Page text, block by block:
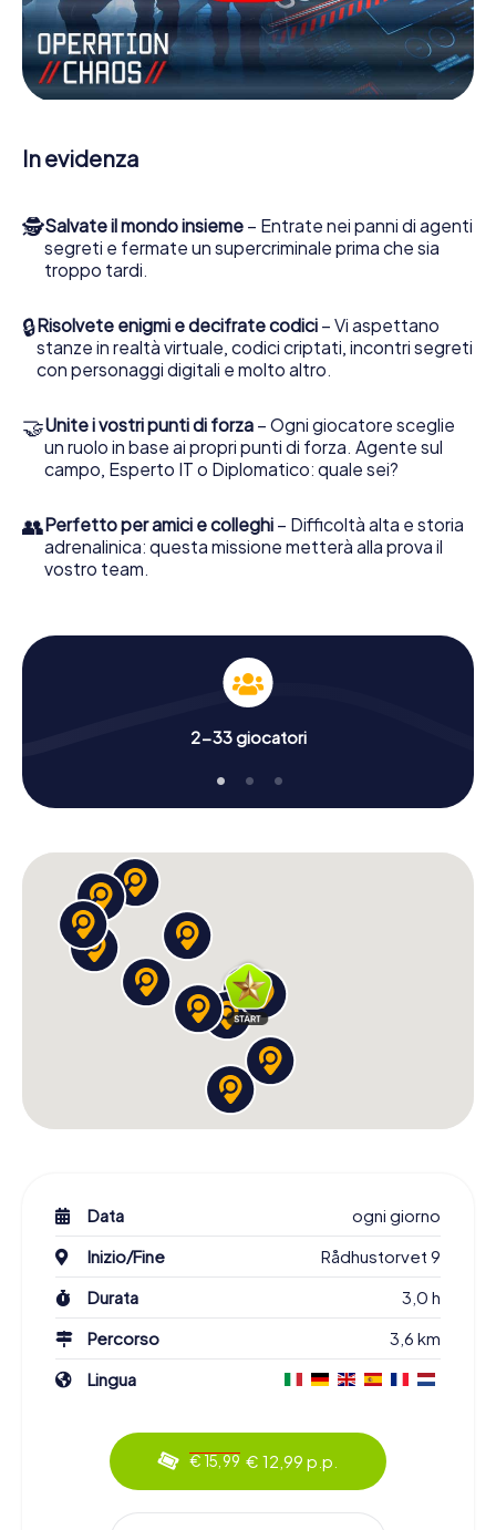
Lavori insieme con una squadra, origli le spie nemiche e
porti gli ufficiali di collegamento dalla sua parte. In questo
Escape Game a Randers lei e la sua squadra dovete
essere pronti a fermare i cattivi. A differenza di James
Bond and Co., tuttavia, non diventate eroi silenziosi: lei e
del Randers e avrete accesso alla vostra personale
galleria di immagini. Il gioco di Escape di myCityHunt rende
segreti e trasformi Randers in un'Escape Room all'aperto!
In evidenza
🕵Salvate il mondo insieme – Entrate nei panni di agenti
segreti e fermate un supercriminale prima che sia
troppo tardi.
🔒Risolvete enigmi e decifrate codici – Vi aspettano
stanze in realtà virtuale, codici criptati, incontri segreti
con personaggi digitali e molto altro.
🤝Unite i vostri punti di forza – Ogni giocatore sceglie
un ruolo in base ai propri punti di forza. Agente sul
campo, Esperto IT o Diplomatico: quale sei?
👥Perfetto per amici e colleghi – Difficoltà alta e storia
adrenalinica: questa missione metterà alla prova il
vostro team.
2-33 giocatori
Data
ogni giorno
Inizio/Fine
Rådhustorvet 9
Durata
3,0 h
Percorso
3,6 km
Lingua
€ 15,99 € 12,99 p.p.